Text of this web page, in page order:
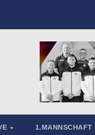
1.MANNSCHAFT